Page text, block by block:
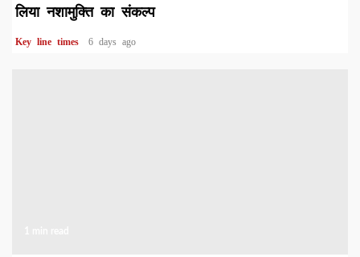
लिया नशामुक्ति का संकल्प
Key line times 6 days ago